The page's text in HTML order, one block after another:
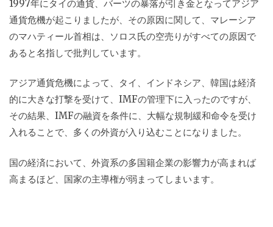
1997年にタイの通貨、バーツの暴落が引き金となってアジア
通貨危機が起こりましたが、その原因に関して、マレーシア
のマハティール首相は、ソロス氏の空売りがすべての原因で
あると名指しで批判しています。
アジア通貨危機によって、タイ、インドネシア、韓国は経済
的に大きな打撃を受けて、IMFの管理下に入ったのですが、
その結果、IMFの融資を条件に、大幅な規制緩和命令を受け
入れることで、多くの外資が入り込むことになりました。
国の経済において、外資系の多国籍企業の影響力が高まれば
高まるほど、国家の主導権が弱まってしまいます。